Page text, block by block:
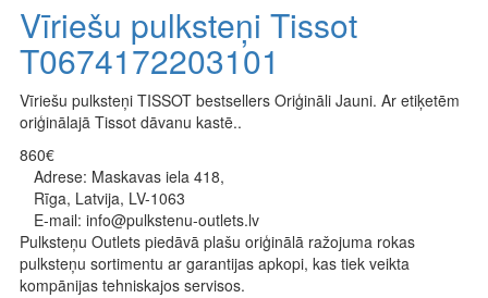
Vīriešu pulksteņi Tissot
T0674172203101
Vīriešu pulksteņi TISSOT bestsellers Oriģināli Jauni. Ar etiķetēm
oriģinālajā Tissot dāvanu kastē..
860€
Adrese: Maskavas iela 418,
Rīga, Latvija, LV-1063
E-mail: info@pulkstenu-outlets.lv
Pulksteņu Outlets piedāvā plašu oriģinālā ražojuma rokas
pulksteņu sortimentu ar garantijas apkopi, kas tiek veikta
kompānijas tehniskajos servisos.